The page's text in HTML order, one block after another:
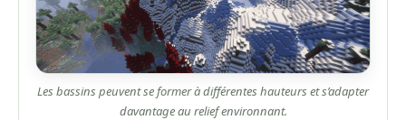
Les bassins peuvent se former à différentes hauteurs et s’adapter
davantage au relief environnant.